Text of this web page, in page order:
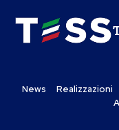
News Realizzazioni